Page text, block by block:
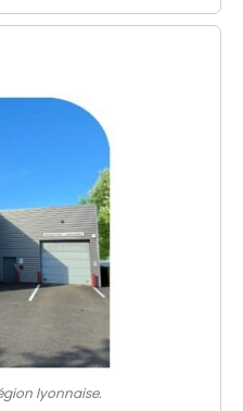
lyonnaise.